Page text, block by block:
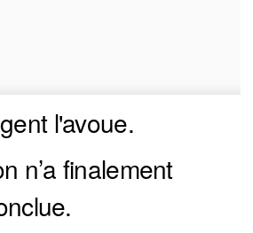
l'avoue.
n’a finalement